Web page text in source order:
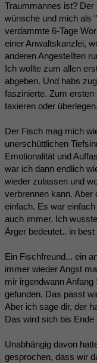
Traummannes ist?
wünsche und mich als
verdammte 6-Tage
einer Anwaltskanzlei,
anderen Angestellten
Ich wollte zum allen
abgeben. Und habs
faszinierte. Zum
taxieren oder
Der Fisch mag mich
unerschüttlichen
Emotionalität und
war ich dann endlich
wieder zulassen und
verbrennen kann. Aber
einfach. Es war
auch immer. Ich
Ärger bedeutet.. in
Ein Fischfreund... ein
immer wieder Angst
mir irgendwann
gefunden. Das passt
Aber ich sage dir, der
Das wird sich bis
Unabhängig davon
gesprochen, dass wir